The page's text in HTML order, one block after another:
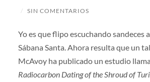
/ SIN COMENTARIOS
Yo es que flipo escuchando sandeces
Sábana Santa. Ahora resulta que un
McAvoy ha publicado un estudio
Radiocarbon Dating of the Shroud of